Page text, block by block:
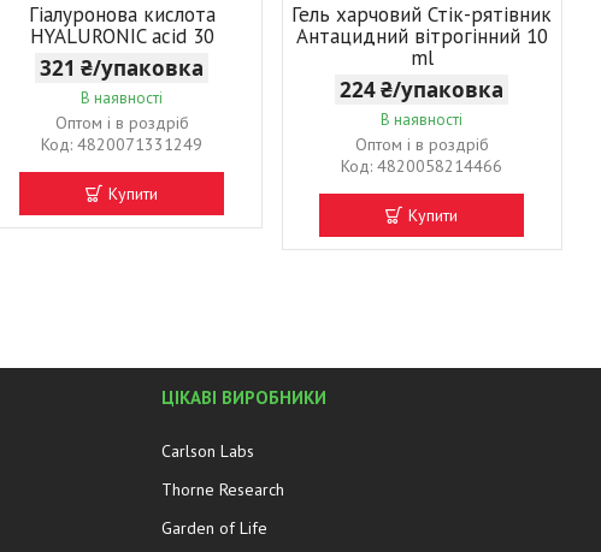
Гіалуронова кислота
HYALURONIC acid 30
321 ₴/упаковка
В наявності
Оптом і в роздріб
4820071331249
Купити
Гель харчовий Стік-рятівник
Антацидний вітрогінний 10
ml
224 ₴/упаковка
В наявності
Оптом і в роздріб
4820058214466
Купити
ЦІКАВІ ВИРОБНИКИ
Carlson Labs
Thorne Research
Garden of Life